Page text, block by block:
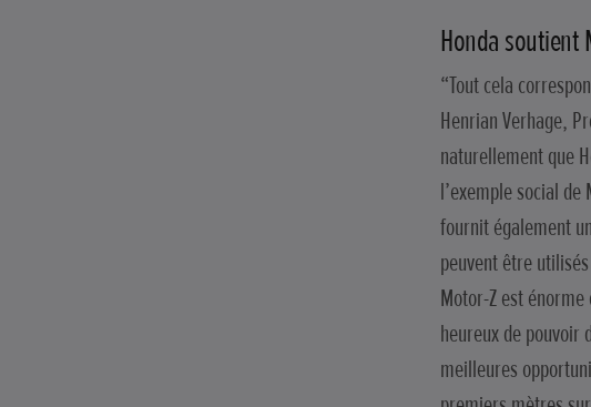
Honda soutient
“Tout cela
Henrian Verhage,
naturellement que
l’exemple social
fournit également
peuvent être
Motor-Z est
heureux de pouvoir
meilleures